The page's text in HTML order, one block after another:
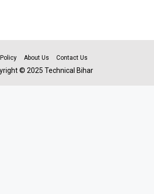
About Us Contact Us
© 2025 Technical Bihar